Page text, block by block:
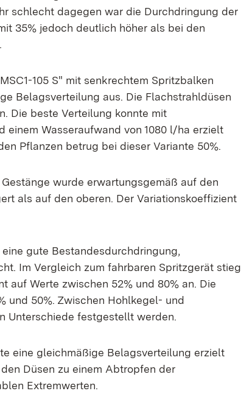
schlecht dagegen war die Durchdringung der
35% jedoch deutlich höher als bei den
105 S" mit senkrechtem Spritzbalken
Belagsverteilung aus. Die Flachstrahldüsen
Die beste Verteilung konnte mit
einem Wasseraufwand von 1080 l/ha erzielt
Pflanzen betrug bei dieser Variante 50%.
wurde erwartungsgemäß auf den
als auf den oberen. Der Variationskoeffizient
gute Bestandesdurchdringung,
Im Vergleich zum fahrbaren Spritzgerät stieg
auf Werte zwischen 52% und 80% an. Die
und 50%. Zwischen Hohlkegel- und
Unterschiede festgestellt werden.
eine gleichmäßige Belagsverteilung erzielt
Düsen zu einem Abtropfen der
Extremwerten.